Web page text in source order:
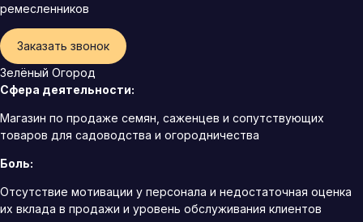
ремесленников
Заказать звонок
Зелёный Огород
Сфера деятельности:
Магазин по продаже семян, саженцев и сопутствующих
товаров для садоводства и огородничества
Боль:
Отсутствие мотивации у персонала и недостаточная оценка
их вклада в продажи и уровень обслуживания клиентов